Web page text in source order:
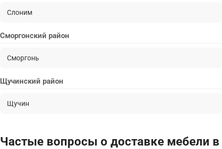
Слоним
Сморгонский район
Сморгонь
Щучинский район
Щучин
Частые вопросы о доставке мебели в